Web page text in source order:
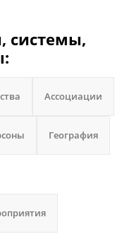
системы,
Ассоциации
География